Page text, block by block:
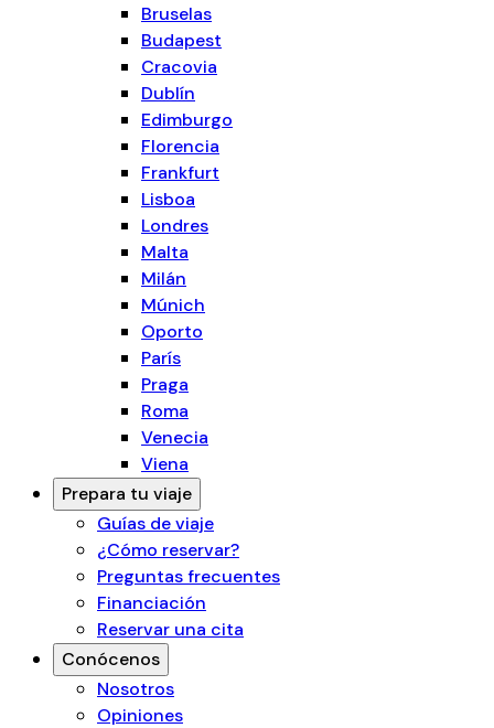
Bruselas
Budapest
Cracovia
Dublín
Edimburgo
Florencia
Frankfurt
Lisboa
Londres
Malta
Milán
Múnich
Oporto
París
Praga
Roma
Venecia
Viena
Prepara tu viaje
Guías de viaje
¿Cómo reservar?
Preguntas frecuentes
Financiación
Reservar una cita
Conócenos
Nosotros
Opiniones